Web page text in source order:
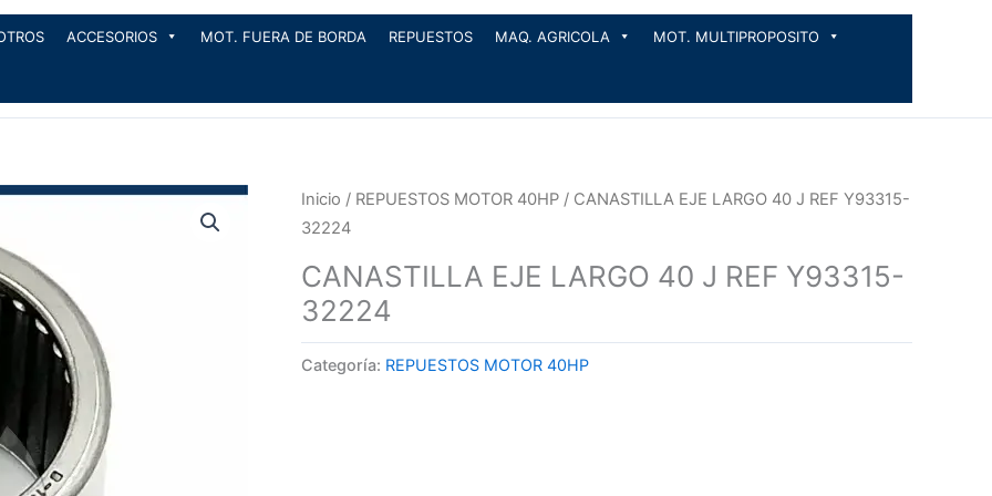
ACCESORIOS MOT. FUERA DE BORDA REPUESTOS MAQ. AGRICOLA MOT. MULTIPROPOSITO
Inicio / REPUESTOS MOTOR 40HP / CANASTILLA EJE LARGO 40 J REF Y93315-
32224
CANASTILLA EJE LARGO 40 J REF Y93315-
32224
Categoría: REPUESTOS MOTOR 40HP